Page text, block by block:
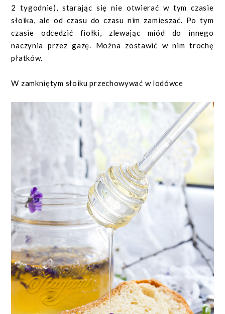
2 tygodnie), starając się nie otwierać w tym czasie
słoika, ale od czasu do czasu nim zamieszać. Po tym
czasie odcedzić fiołki, zlewając miód do innego
naczynia przez gazę. Można zostawić w nim trochę
płatków.
W zamkniętym słoiku przechowywać w lodówce